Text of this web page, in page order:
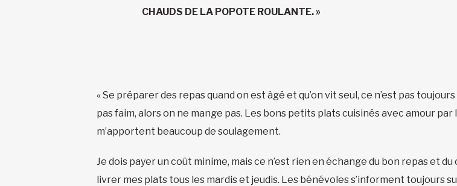
CHAUDS DE LA POPOTE ROULANTE. »
« Se préparer des repas quand on est âgé et qu’on vit seul, ce n’est pas
pas faim, alors on ne mange pas. Les bons petits plats cuisinés avec amour par
m’apportent beaucoup de soulagement.
Je dois payer un coût minime, mais ce n’est rien en échange du bon repas et
livrer mes plats tous les mardis et jeudis. Les bénévoles s’informent toujours